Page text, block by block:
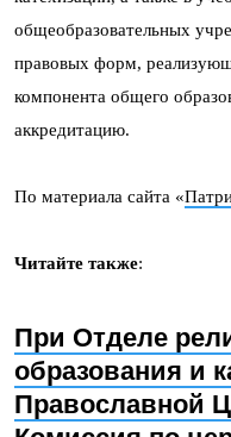
общеобразовательных
правовых форм,
компонента общего
аккредитацию.
По материала сайта «
Читайте также:
При Отделе
образования и
Православной